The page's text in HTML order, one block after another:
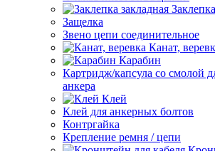
Защелка
Звено цепи соединительное
Канат,
Карабин
Картридж/капсула со смолой
анкера
Клей
Клей для анкерных болтов
Контргайка
Крепление ремня / цепи